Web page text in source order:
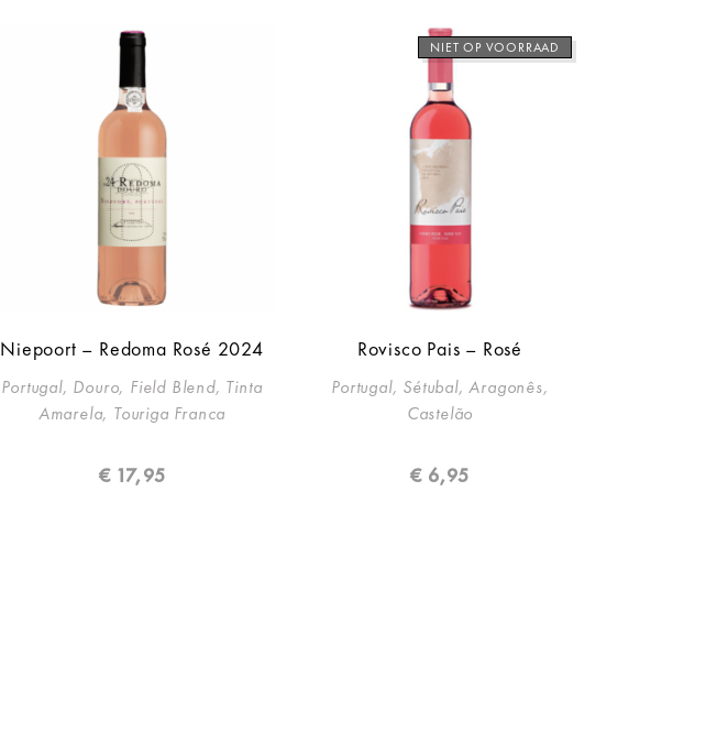
Niepoort – Redoma Rosé 2024
Portugal, Douro, Field Blend, Tinta
Amarela, Touriga Franca
€17,95
NIET OP VOORRAAD
Rovisco Pais – Rosé
Portugal, Sétubal, Aragonês,
Castelão
€6,95